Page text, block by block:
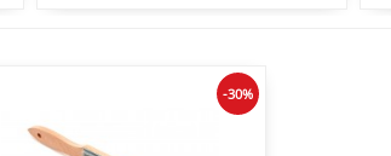
-30%